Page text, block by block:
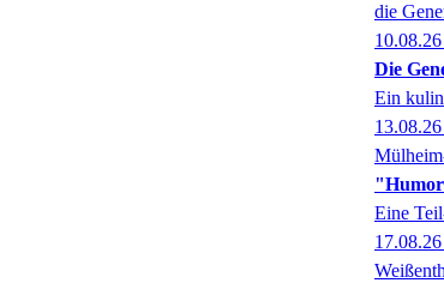
die
10.08.26
Die
Ein
13.08.26
Eine